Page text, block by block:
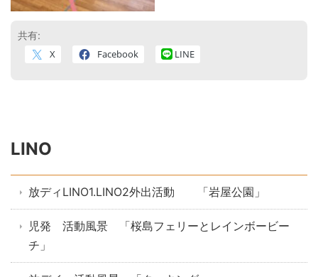
共有:
X Facebook LINE
LINO
放ディLINO1.LINO2外出活動 「岩屋公園」
児発 活動風景 「桜島フェリーとレインボービー
チ」